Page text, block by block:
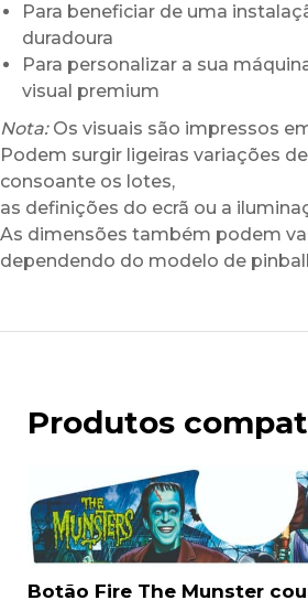
Para beneficiar de uma
duradoura
Para personalizar a sua
visual premium
Nota:Os visuais são impressos
Podem surgir ligeiras variações
consoante os lotes,
as definições do ecrã ou a
As dimensões também podem
dependendo do modelo de
Produtos
Botão Fire The Munster